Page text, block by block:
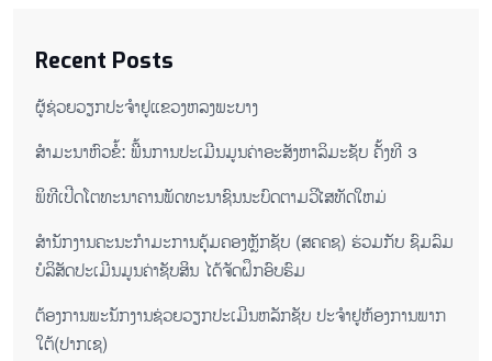
Recent Posts
ຜູ້ຊ່ວຍ​ວຽກປະ​ຈຳ​ຢູ​​ແຂວງຫລງ​ພະ​ບາງ
ສຳມະນາຫົວຂໍ້: ພື້ນການປະເມີນມູນຄ່າອະສັງຫາລິມະຊັບ ຄັ້ງທີ 3
ພິ​ທີ​ເປີດ​ໂຕ​ທະ​ນາ​ຄານ​ພັດ​ທະ​ນາ​ຊົນ​ນະ​ບົດ​ຕາມ​ວິ​ໄສ​ທັດ​ໃຫມ່
ສໍານັກງານຄະນະກໍາມະການຄຸ້ມຄອງຫຼັກຊັບ (ສຄຄຊ) ຮ່ວມກັບ ຊົມລົມ
ບໍລິສັດປະເມີນມູນຄ່າຊັບສິນ ໄດ້ຈັດຝຶກອົບຮົມ
ຕ​້ອງ​ການ​ພະ​ນັກ​ງານ​ຊ່ວຍ​ວຽກ​ປະ​ເມີນ​ຫລັກ​ຊັບ ປະ​ຈຳ​ຢູ​ຫ້ອງ​ການ​ພາກ​
ໃຕ້​(ປາກ​ເຊ)